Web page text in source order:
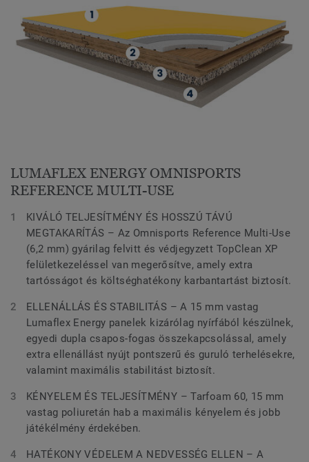
LUMAFLEX ENERGY OMNISPORTS
REFERENCE MULTI-USE
KIVÁLÓ TELJESÍTMÉNY ÉS HOSSZÚ TÁVÚ
MEGTAKARÍTÁS – Az Omnisports Reference Multi-Use
(6,2 mm) gyárilag felvitt és védjegyzett TopClean XP
felületkezeléssel van megerősítve, amely extra
tartósságot és költséghatékony karbantartást biztosít.
ELLENÁLLÁS ÉS STABILITÁS – A 15 mm vastag
Lumaflex Energy panelek kizárólag nyírfából készülnek,
egyedi dupla csapos-fogas összekapcsolással, amely
extra ellenállást nyújt pontszerű és guruló terhelésekre,
valamint maximális stabilitást biztosít.
KÉNYELEM ÉS TELJESÍTMÉNY – Tarfoam 60, 15 mm
vastag poliuretán hab a maximális kényelem és jobb
játékélmény érdekében.
HATÉKONY VÉDELEM A NEDVESSÉG ELLEN – A